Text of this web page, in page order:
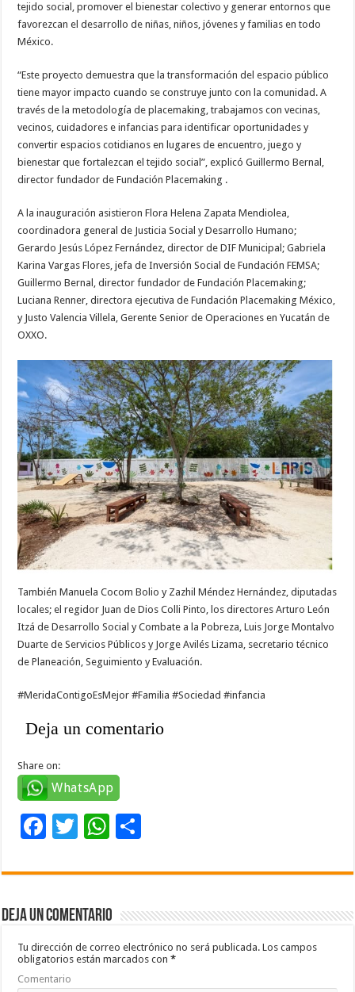
tejido social, promover el bienestar colectivo y generar entornos que
favorezcan el desarrollo de niñas, niños, jóvenes y familias en todo
México.
“Este proyecto demuestra que la transformación del espacio público
tiene mayor impacto cuando se construye junto con la comunidad. A
través de la metodología de placemaking, trabajamos con vecinas,
vecinos, cuidadores e infancias para identificar oportunidades y
convertir espacios cotidianos en lugares de encuentro, juego y
bienestar que fortalezcan el tejido social”, explicó Guillermo Bernal,
director fundador de Fundación Placemaking .
A la inauguración asistieron Flora Helena Zapata Mendiolea,
coordinadora general de Justicia Social y Desarrollo Humano;
Gerardo Jesús López Fernández, director de DIF Municipal; Gabriela
Karina Vargas Flores, jefa de Inversión Social de Fundación FEMSA;
Guillermo Bernal, director fundador de Fundación Placemaking;
Luciana Renner, directora ejecutiva de Fundación Placemaking México,
y Justo Valencia Villela, Gerente Senior de Operaciones en Yucatán de
OXXO.
También Manuela Cocom Bolio y Zazhil Méndez Hernández, diputadas
locales; el regidor Juan de Dios Colli Pinto, los directores Arturo León
Itzá de Desarrollo Social y Combate a la Pobreza, Luis Jorge Montalvo
Duarte de Servicios Públicos y Jorge Avilés Lizama, secretario técnico
de Planeación, Seguimiento y Evaluación.
#MeridaContigoEsMejor #Familia #Sociedad #infancia
Deja un comentario
Share on:
WhatsApp
F
e
b
o
o
k
T
tt
er
W
at
sA
p
p
m
ar
ti
Deja un comentario
Tu dirección de correo electrónico no será publicada. Los campos
obligatorios están marcados con*
Comentario